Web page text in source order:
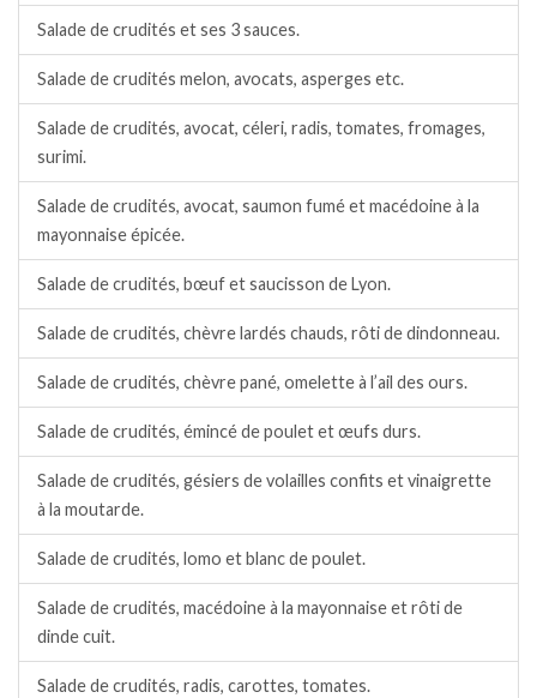
Salade de crudités et ses 3 sauces.
Salade de crudités melon, avocats, asperges etc.
Salade de crudités, avocat, céleri, radis, tomates, fromages,
surimi.
Salade de crudités, avocat, saumon fumé et macédoine à la
mayonnaise épicée.
Salade de crudités, bœuf et saucisson de Lyon.
Salade de crudités, chèvre lardés chauds, rôti de dindonneau.
Salade de crudités, chèvre pané, omelette à l’ail des ours.
Salade de crudités, émincé de poulet et œufs durs.
Salade de crudités, gésiers de volailles confits et vinaigrette
à la moutarde.
Salade de crudités, lomo et blanc de poulet.
Salade de crudités, macédoine à la mayonnaise et rôti de
dinde cuit.
Salade de crudités, radis, carottes, tomates.